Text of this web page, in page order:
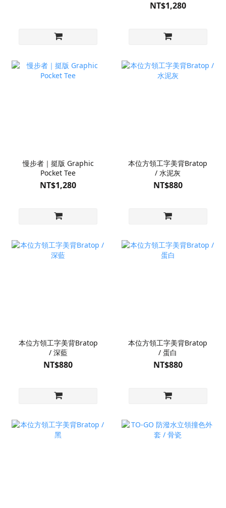
NT$1,280
慢步者｜挺版 Graphic
Pocket Tee
NT$1,280
本位方領工字美背Bratop
/ 水泥灰
NT$880
本位方領工字美背Bratop
/ 深藍
NT$880
本位方領工字美背Bratop
/ 蛋白
NT$880